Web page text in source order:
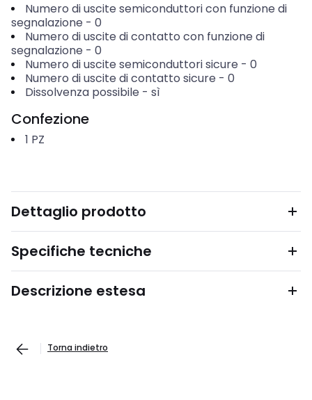
Numero di uscite semiconduttori con funzione di
segnalazione - 0
Numero di uscite di contatto con funzione di
segnalazione - 0
Numero di uscite semiconduttori sicure - 0
Numero di uscite di contatto sicure - 0
Dissolvenza possibile - sì
Confezione
1 PZ
Dettaglio prodotto
Specifiche tecniche
Descrizione estesa
Torna indietro